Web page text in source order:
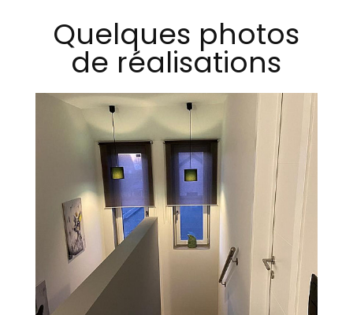
Quelques photos
de réalisations